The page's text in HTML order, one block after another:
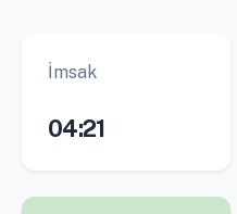
İmsak
04:21